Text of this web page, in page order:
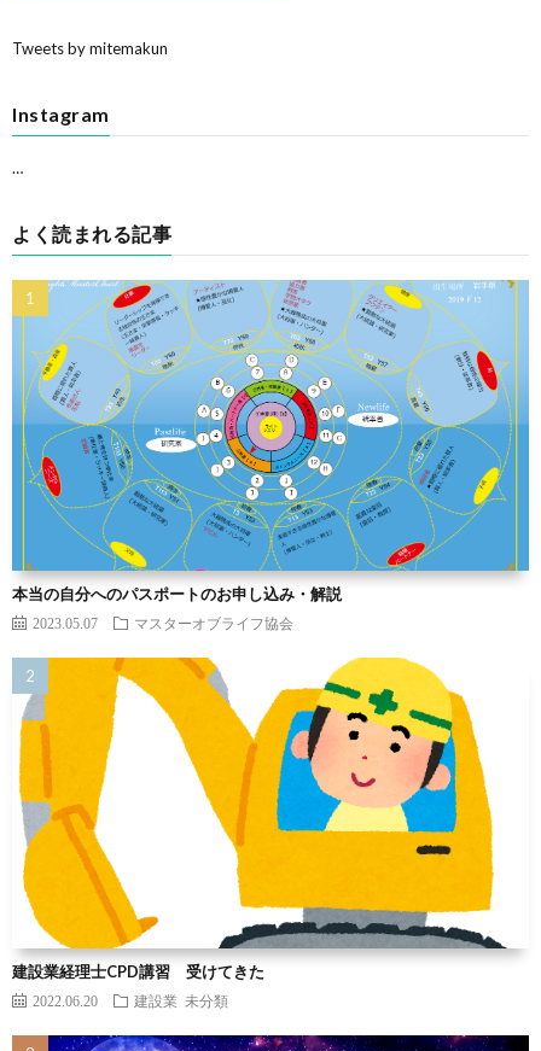
Tweets by mitemakun
Instagram
…
よく読まれる記事
本当の自分へのパスポートのお申し込み・解説
2023.05.07 マスターオブライフ協会
建設業経理士CPD講習 受けてきた
2022.06.20 建設業 未分類